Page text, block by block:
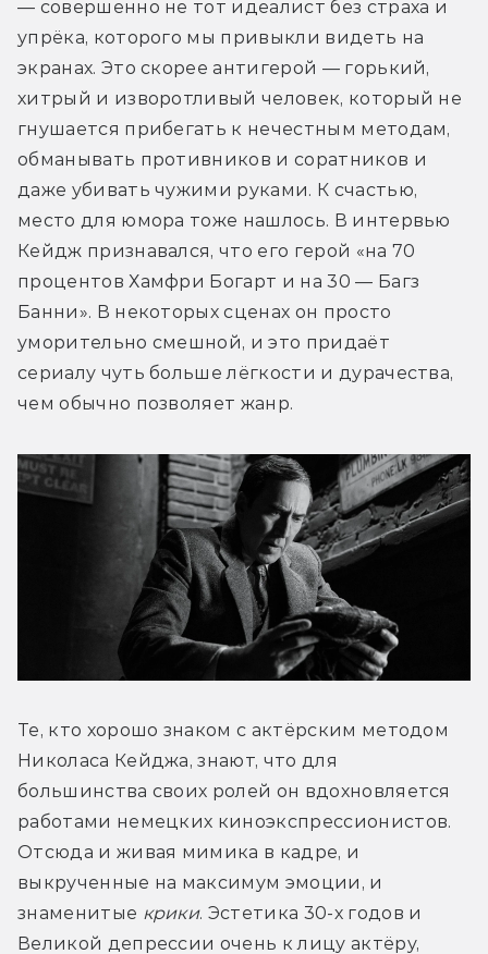
— совершенно не тот идеалист без страха и
упрёка, которого мы привыкли видеть на
экранах. Это скорее антигерой — горький,
хитрый и изворотливый человек, который не
гнушается прибегать к нечестным методам,
обманывать противников и соратников и
даже убивать чужими руками. К счастью,
место для юмора тоже нашлось. В интервью
Кейдж признавался, что его герой «на 70
процентов Хамфри Богарт и на 30 — Багз
Банни». В некоторых сценах он просто
уморительно смешной, и это придаёт
сериалу чуть больше лёгкости и дурачества,
чем обычно позволяет жанр.
Те, кто хорошо знаком с актёрским методом
Николаса Кейджа, знают, что для
большинства своих ролей он вдохновляется
работами немецких киноэкспрессионистов.
Отсюда и живая мимика в кадре, и
выкрученные на максимум эмоции, и
знаменитые крики. Эстетика 30-х годов и
Великой депрессии очень к лицу актёру,